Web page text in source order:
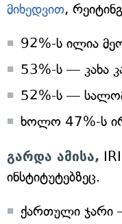
მიხედვით,
92%-ს ილია
53%-ს — კახა
52%-ს —
ხოლო 47%-ს
გარდა ამისა,
ინსტიტუტებზეც.
ქართული ჯარი